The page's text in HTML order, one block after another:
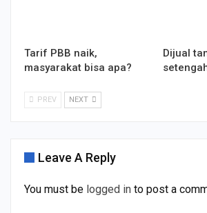
Tarif PBB naik,
masyarakat bisa apa?
Dijual
PREV NEXT
Leave A Reply
You must be logged in to post a